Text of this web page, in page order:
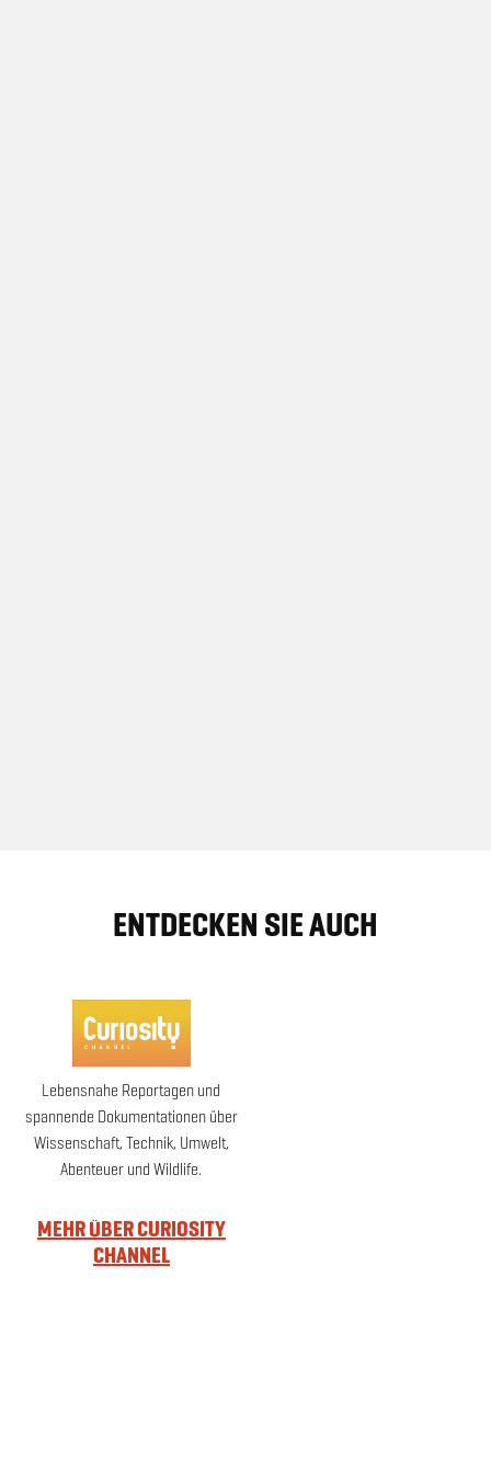
ENTDECKEN SIE AUCH
Lebensnahe Reportagen und
spannende Dokumentationen über
Wissenschaft, Technik, Umwelt,
Abenteuer und Wildlife.
MEHR ÜBER CURIOSITY
CHANNEL